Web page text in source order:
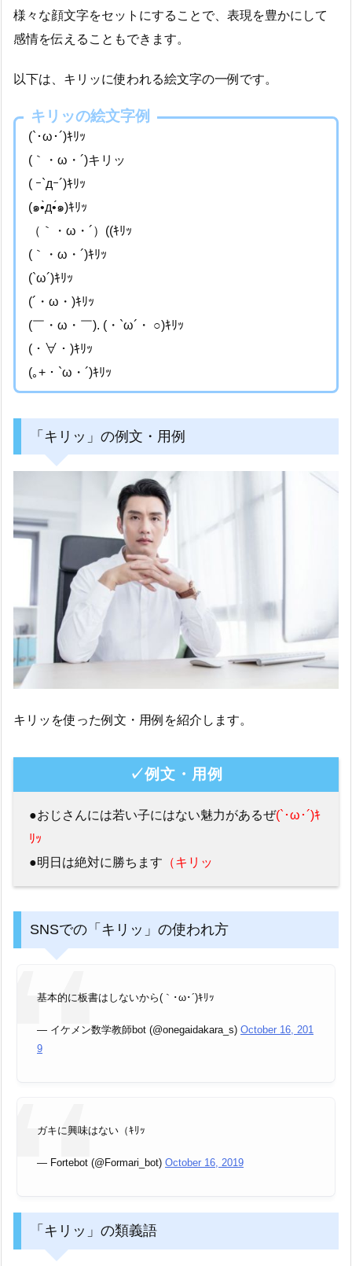
様々な顔文字をセットにすることで、表現を豊かにして
感情を伝えることもできます。
以下は、キリッに使われる絵文字の一例です。
キリッの絵文字例
(`･ω･´)ｷﾘｯ
(｀・ω・´)キリッ
( ｰ`дｰ´)ｷﾘｯ
(๑•̀д•́๑)ｷﾘｯ
（｀・ω・´）((ｷﾘｯ
(｀・ω・´)ｷﾘｯ
(`ω´)ｷﾘｯ
(´・ω・)ｷﾘｯ
(￣・ω・￣). (・`ω´・ ○)ｷﾘｯ
(・∀・)ｷﾘｯ
(｡+・`ω・´)ｷﾘｯ
「キリッ」の例文・用例
キリッを使った例文・用例を紹介します。
✓例文・用例
●おじさんには若い子にはない魅力があるぜ(`･ω･´)ｷ
ﾘｯ
●明日は絶対に勝ちます （キリッ
SNSでの「キリッ」の使われ方
基本的に板書はしないから(｀･ω･´)ｷﾘｯ
— イケメン数学教師bot (@onegaidakara_s) October 16, 201
9
ガキに興味はない（ｷﾘｯ
— Fortebot (@Formari_bot) October 16, 2019
「キリッ」の類義語